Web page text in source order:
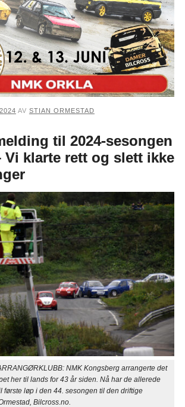
AV STIAN ORMESTAD
til 2024-sesongen
Vi klarte rett og slett ikke
NMK Kongsberg arrangerte det
her til lands for 43 år siden. Nå har de allerede
første løp i den 44. sesongen til den driftige
Bilcross.no.